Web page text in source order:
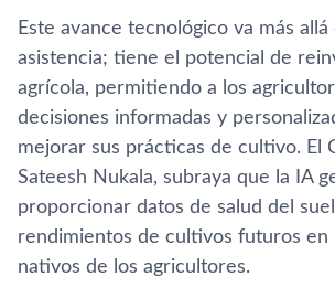
Este avance tecnológico va más
asistencia; tiene el potencial de
agrícola, permitiendo a los
decisiones informadas y
mejorar sus prácticas de cultivo. El
Sateesh Nukala, subraya que la IA
proporcionar datos de salud del
rendimientos de cultivos futuros en
nativos de los agricultores.